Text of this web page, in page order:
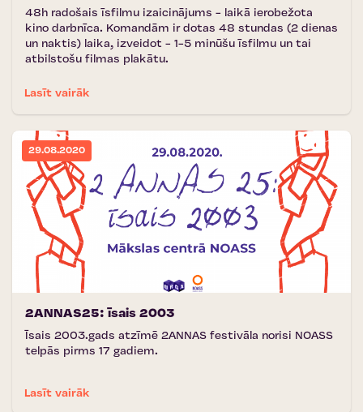
48h radošais īsfilmu izaicinājums - laikā ierobežota
kino darbnīca. Komandām ir dotas 48 stundas (2 dienas
un naktis) laika, izveidot - 1-5 minūšu īsfilmu un tai
atbilstošu filmas plakātu.
Lasīt vairāk
29.08.2020
2ANNAS25: īsais 2003
Īsais 2003.gads atzīmē 2ANNAS festivāla norisi NOASS
telpās pirms 17 gadiem.
Lasīt vairāk